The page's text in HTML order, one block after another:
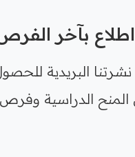
بآخر
البريدية
المنح الدراسية